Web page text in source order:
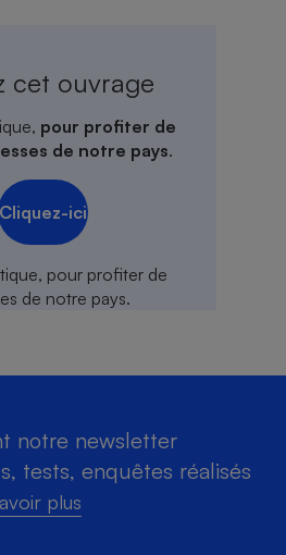
cet ouvrage
pour profiter de
de notre pays.
ici
notre newsletter
tests, enquêtes réalisés
plus